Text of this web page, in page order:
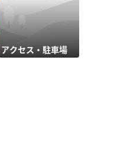
アクセス・駐車場